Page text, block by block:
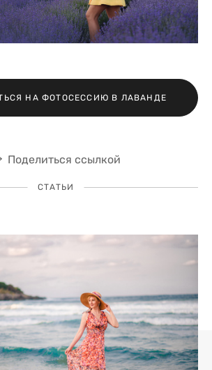
НА ФОТОСЕССИЮ В ЛАВАНДЕ
Поделиться ссылкой
СТАТЬИ